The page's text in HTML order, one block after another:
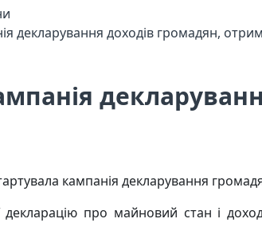
декларування доходів громадян,
кампанія декларування
про майновий стан і